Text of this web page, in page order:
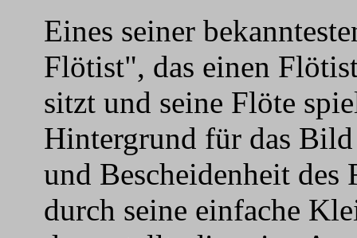
Eines seiner
Flötist", das einen
sitzt und seine Flöte
Hintergrund für das
und Bescheidenheit
durch seine einfache